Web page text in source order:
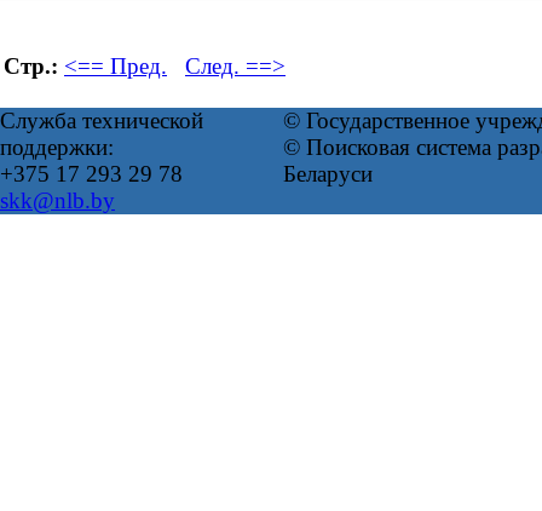
Стр.: <== Пред. След. ==>
Служба технической
поддержки:
+375 17 293 29 78
skk@nlb.by
© Государственное
© Поисковая система
Беларуси